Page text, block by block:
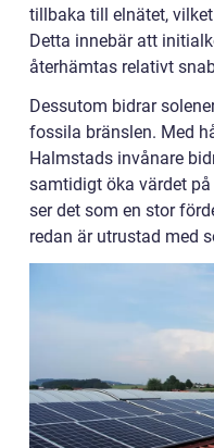
tillbaka till elnätet,
Detta innebär att
återhämtas relativt
Dessutom bidrar
fossila bränslen. Med
Halmstads invånare
samtidigt öka värdet
ser det som en stor
redan är utrustad med